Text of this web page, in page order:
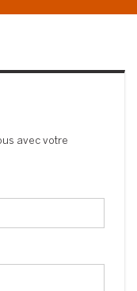
avec votre